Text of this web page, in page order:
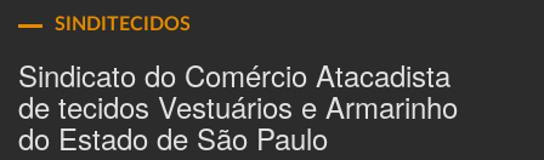
SINDITECIDOS
Sindicato do Comércio Atacadista
de tecidos Vestuários e Armarinho
do Estado de São Paulo